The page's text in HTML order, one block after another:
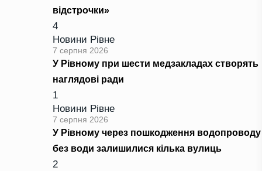
відстрочки»
4
Новини Рівне
7 серпня 2026
У Рівному при шести медзакладах створять
наглядові ради
1
Новини Рівне
7 серпня 2026
У Рівному через пошкодження водопроводу
без води залишилися кілька вулиць
2